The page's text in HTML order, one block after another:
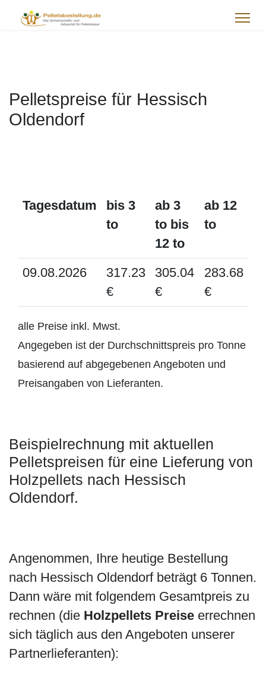
Pelletspreise für Hessisch
Oldendorf
Tagesdatum
bis 3
to
ab 3
to bis
12 to
ab 12
to
09.08.2026
317.23
€
305.04
€
283.68
€
alle Preise inkl. Mwst.
Angegeben ist der Durchschnittspreis pro Tonne
basierend auf abgegebenen Angeboten und
Preisangaben von Lieferanten.
Beispielrechnung mit aktuellen
Pelletspreisen für eine Lieferung von
Holzpellets nach Hessisch
Oldendorf.
Angenommen, Ihre heutige Bestellung
nach Hessisch Oldendorf beträgt 6 Tonnen.
Dann wäre mit folgendem Gesamtpreis zu
rechnen (die Holzpellets Preise errechnen
sich täglich aus den Angeboten unserer
Partnerlieferanten):